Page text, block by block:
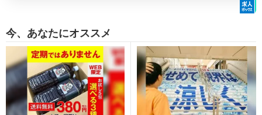
今、あなたにオススメ